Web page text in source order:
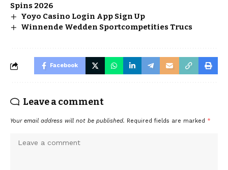
Spins 2026
Yoyo Casino Login App Sign Up
Winnende Wedden Sportcompetities Trucs
Facebook
Leave a comment
Your email address will not be published. Required fields are marked *